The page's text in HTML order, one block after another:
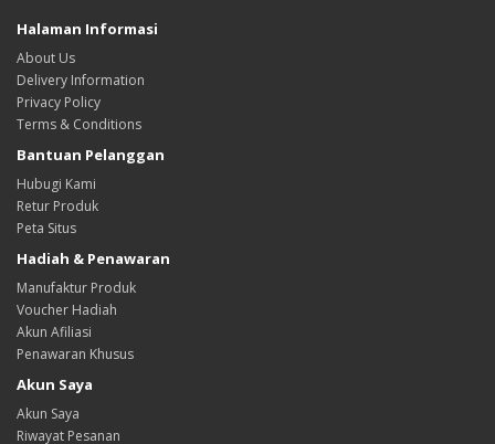
Halaman Informasi
About Us
Delivery Information
Privacy Policy
Terms & Conditions
Bantuan Pelanggan
Hubugi Kami
Retur Produk
Peta Situs
Hadiah & Penawaran
Manufaktur Produk
Voucher Hadiah
Akun Afiliasi
Penawaran Khusus
Akun Saya
Akun Saya
Riwayat Pesanan